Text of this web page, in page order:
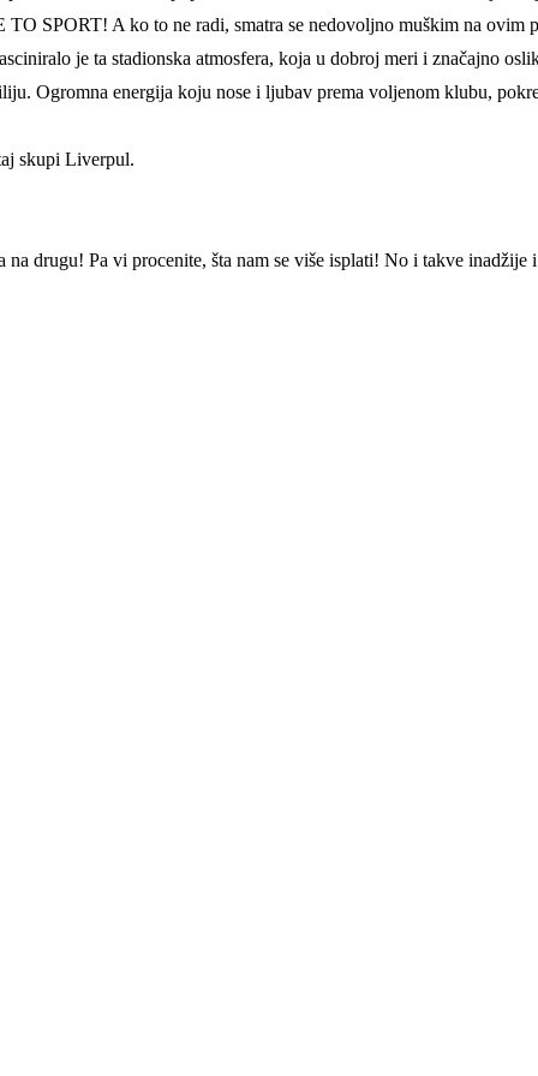
SPORT! A ko to ne radi, smatra se nedovoljno muškim na ovim
je ta stadionska atmosfera, koja u dobroj meri i značajno
Ogromna energija koju nose i ljubav prema voljenom klubu,
skupi Liverpul.
na drugu! Pa vi procenite, šta nam se više isplati! No i takve